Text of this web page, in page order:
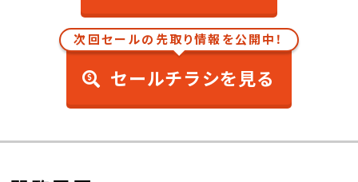
次回セールの先取り情報を公開中！
セールチラシを見る